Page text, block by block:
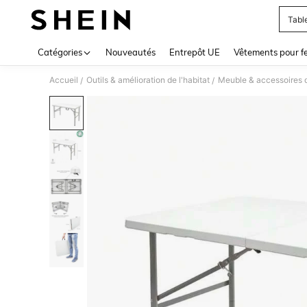
Catégories Nouveautés Entrepôt UE Vêtements pour
Accueil / Outils & amélioration de l'habitat / Meuble & accessoires